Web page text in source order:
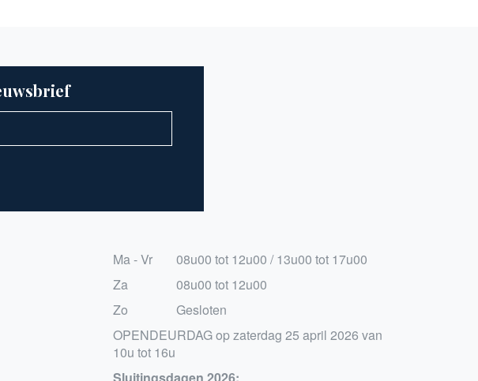
Ma - Vr
08u00 tot 12u00 / 13u00 tot 17u00
Za
08u00 tot 12u00
Zo
Gesloten
OPENDEURDAG op zaterdag 25 april 2026 van
10u tot 16u